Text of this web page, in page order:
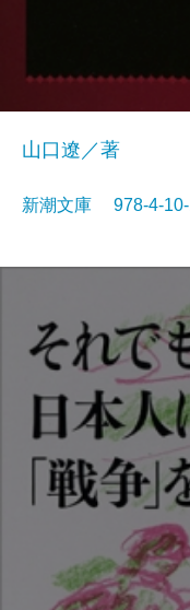
山口遼／著
新潮文庫 978-4-